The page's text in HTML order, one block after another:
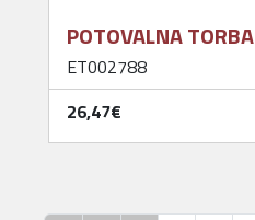
POTOVALNA TORBA
ET002788
26,47‎€